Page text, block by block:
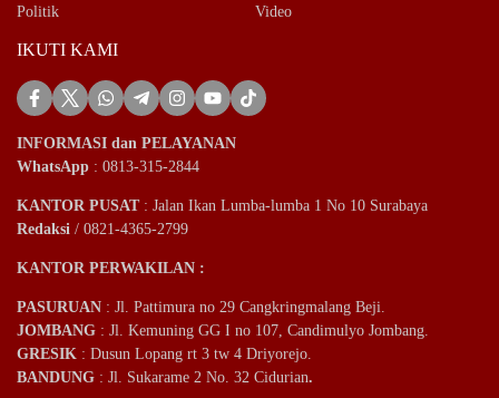
Politik Video
IKUTI KAMI
INFORMASI dan PELAYANAN
WhatsApp : 0813-315-2844
KANTOR PUSAT: Jalan Ikan Lumba-lumba 1 No 10 Surabaya
Redaksi / 0821-4365-2799
KANTOR PERWAKILAN :
PASURUAN : Jl. Pattimura no 29 Cangkringmalang Beji.
JOMBANG : Jl. Kemuning GG I no 107, Candimulyo Jombang.
GRESIK : Dusun Lopang rt 3 tw 4 Driyorejo.
BANDUNG : Jl. Sukarame 2 No. 32 Cidurian.